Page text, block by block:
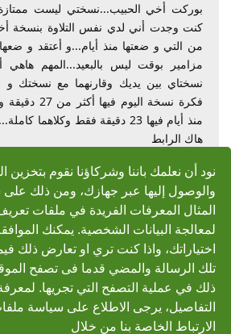
نود أن نعلمك باننا وشركاؤنا نقوم بتخزين
والوصول إليها عبر جهازك، ومن ذلك
المثال المعرفات الفريدة في ملفات
لمعالجة البيانات الشخصية. يمكنك
اختياراتك، واذا كنت تري او تعارض ذلك
تلك الرسالة والمضي قدما فى تصفح
ذلك في عملية التصفح التي تجريها.
التفاصيل، يرجى الاطلاع على سياسة
الارتباط الخاصة بنا من خلال
بوركت أخي الحبيب...نسختي ليست
كنت وجدت أني لدي نفس التلاوة بنسخة
من التي و ضعتها منذ أيام...و أعتقد و
مزامير بوقت ليس بالبعيد...المهم
نسختاي بين يديك وقارنهما مع نسختك و
فكرة نسخة
منذ أيام فيها 23 دقيقة فقط
هاك الرابط
audio/17026275793b5eef/
اضف رد